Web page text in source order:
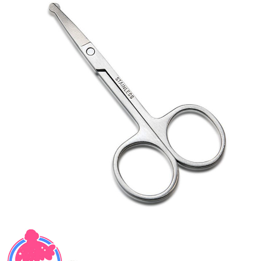
５．嚴禁一人註冊多個帳號或使用他人資訊註冊。若發現惡意使用之情形，
恩沛科技股份有限公司將有權停止該用戶之使用額度並採取法律行動。